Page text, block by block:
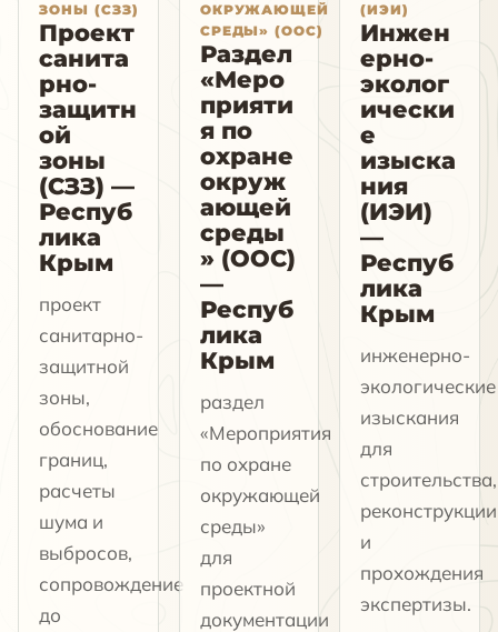
ЗОНЫ (СЗЗ)
Проект
санита
рно-
защитн
ой
зоны
(СЗЗ) —
Респуб
лика
Крым
проект
санитарно-
защитной
зоны,
обоснование
границ,
расчеты
шума и
выбросов,
сопровождение
до
ОКРУЖАЮЩЕЙ
СРЕДЫ» (ООС)
Раздел
«Меро
прияти
я по
охране
окруж
ающей
среды
» (ООС)
—
Респуб
лика
Крым
раздел
«Мероприятия
по охране
окружающей
среды»
для
проектной
документации
(ИЭИ)
Инжен
ерно-
эколог
ически
е
изыска
ния
(ИЭИ)
—
Респуб
лика
Крым
инженерно-
экологические
изыскания
для
строительства,
реконструкции
и
прохождения
экспертизы.